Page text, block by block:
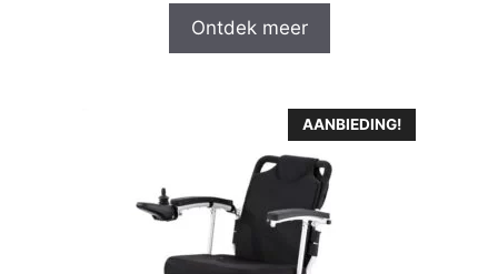
Ontdek meer
AANBIEDING!